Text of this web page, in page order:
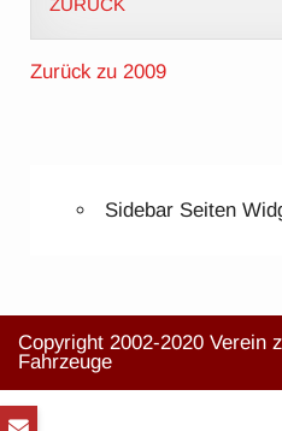
ZURÜCK
Zurück zu 2009
Sidebar Seiten
Copyright 2002-2020 Verein
Fahrzeuge